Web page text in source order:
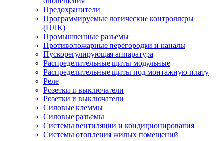
Предохранители
Программируемые логические контроллеры
(ПЛК)
Промышленные разъемы
Противопожарные перегородки и каналы
Пускорегулирующая аппаратура
Распределительные щиты модульные
Распределительные щиты под монтажную плату
Реле
Розетки и выключатели
Розетки и выключатели
Силовые клеммы
Силовые разъемы
Системы вентиляции и кондиционирования
Системы отопления жилых помещений